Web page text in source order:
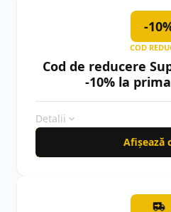
-
COD
Cod de reducere
-10% la
Detalii
Afișează